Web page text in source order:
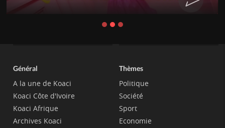
Général
A la une de Koaci
Koaci Côte d'Ivoire
Koaci Afrique
Archives Koaci
Thèmes
Politique
Société
Sport
Economie